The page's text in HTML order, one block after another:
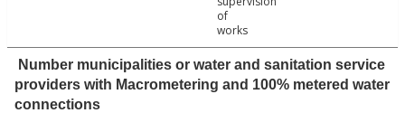
of
works
Number municipalities or water and sanitation service
providers with Macrometering and 100% metered water
connections